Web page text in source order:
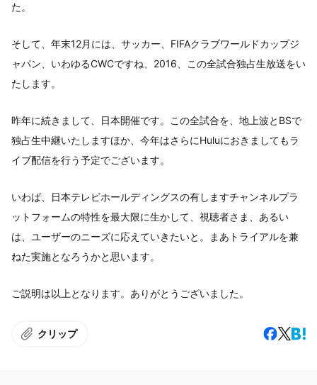
た。
そして、年末12月には、サッカー、FIFAクラブワールドカップジ
ャパン、いわゆるCWCですね、2016、この全試合独占生放送をい
たします。
昨年に続きまして、日本開催です。この全試合を、地上波とBSで
独占生中継いたしますほか、今年はさらにHuluにおきましてもラ
イブ配信を行う予定でございます。
いわば、日本テレビホールディングスの有しますチャンネルプラ
ットフォームの特性を最大限に生かして、視聴者さま、あるい
は、ユーザーのニーズに応えていきたいと。まあトライアルを兼
ねた実施となろうかと思います。
ご説明は以上となります。ありがとうございました。
クリップ